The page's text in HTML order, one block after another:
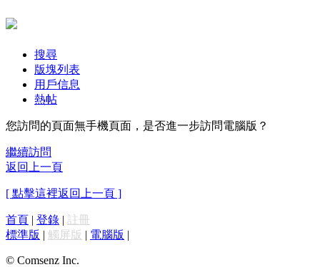
搜尋
版塊列表
用戶信息
熱帖
您訪問的頁面無手機頁面，是否進一步訪問電腦版？
繼續訪問
返回上一頁
[ 點擊這裡返回上一頁 ]
首頁 | 登錄 | 註冊
標準版 | 觸屏版 | 電腦版 |
© Comsenz Inc.